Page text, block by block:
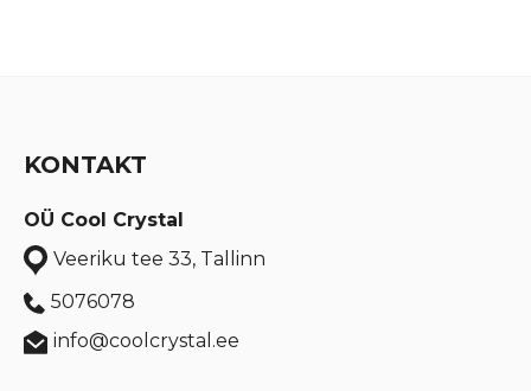
KONTAKT
OÜ Cool Crystal
Veeriku tee 33, Tallinn
5076078
info@coolcrystal.ee